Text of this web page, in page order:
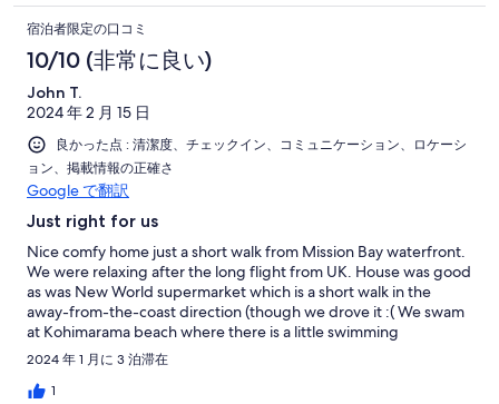
Sports to watch our favorite teams. We would absolutely stay
here again and have no reservations recommending it to others.
Enjoy!
宿泊者限定の口コミ
10/10 (非常に良い)
John T.
2024 年 2 月 15 日
良かった点 : 清潔度、チェックイン、コミュニケーション、ロケーシ
ョン、掲載情報の正確さ
Google で翻訳
Just right for us
Nice comfy home just a short walk from Mission Bay waterfront.
We were relaxing after the long flight from UK. House was good
as was New World supermarket which is a short walk in the
away-from-the-coast direction (though we drove it :( We swam
at Kohimarama beach where there is a little swimming
community and some changing facilities. Bus from Mission Bay
was really easy along the coast to Britomart downtown then
ferry to Devonport was a nice trip. Buy bus ATHOP pass at Bay
2024 年 1 月に 3 泊滞在
1